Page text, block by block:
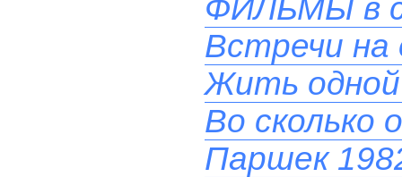
ФИЛЬМЫ в
Встречи на
Жить
Во сколько
Паршек